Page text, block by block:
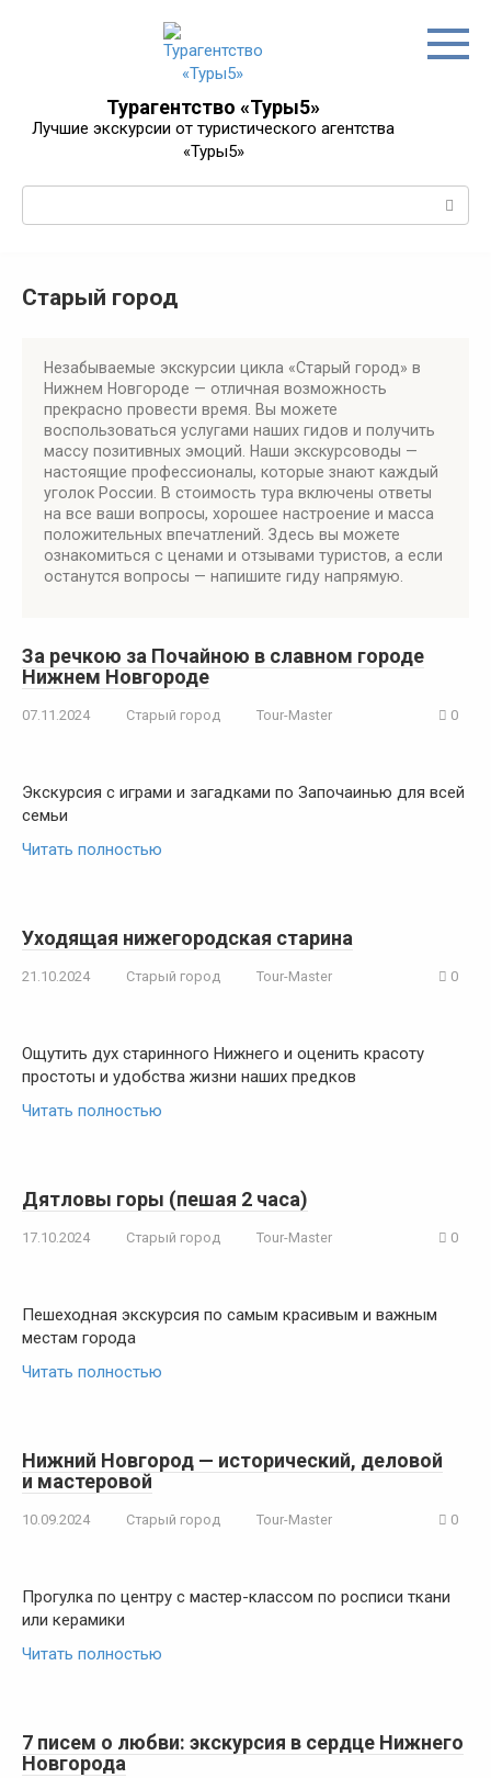
Турагентство «Туры5»
Лучшие экскурсии от туристического агентства
«Туры5»
Старый город
Незабываемые экскурсии цикла «Старый город» в
Нижнем Новгороде — отличная возможность
прекрасно провести время. Вы можете
воспользоваться услугами наших гидов и получить
массу позитивных эмоций. Наши экскурсоводы —
настоящие профессионалы, которые знают каждый
уголок России. В стоимость тура включены ответы
на все ваши вопросы, хорошее настроение и масса
положительных впечатлений. Здесь вы можете
ознакомиться с ценами и отзывами туристов, а если
останутся вопросы — напишите гиду напрямую.
За речкою за Почайною в славном городе
Нижнем Новгороде
07.11.2024 Старый город Tour-Master 0
Экскурсия с играми и загадками по Започаинью для всей
семьи
Читать полностью
Уходящая нижегородская старина
21.10.2024 Старый город Tour-Master 0
Ощутить дух старинного Нижнего и оценить красоту
простоты и удобства жизни наших предков
Читать полностью
Дятловы горы (пешая 2 часа)
17.10.2024 Старый город Tour-Master 0
Пешеходная экскурсия по самым красивым и важным
местам города
Читать полностью
Нижний Новгород — исторический, деловой
и мастеровой
10.09.2024 Старый город Tour-Master 0
Прогулка по центру с мастер-классом по росписи ткани
или керамики
Читать полностью
7 писем о любви: экскурсия в сердце Нижнего
Новгорода